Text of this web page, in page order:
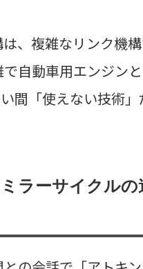
、複雑なリンク機
自動車用エンジン
間「使えない技術」
ラーサイクル